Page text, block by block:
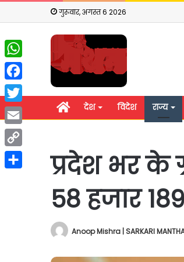
गुरूवार, अगस्त 6 2026
होम देश विदेश राज्य
प्रदेश भर के
58 हजार
Anoop Mishra | SARKARI
WhatsApp
Facebook
Twitter
Email
Copy
Link